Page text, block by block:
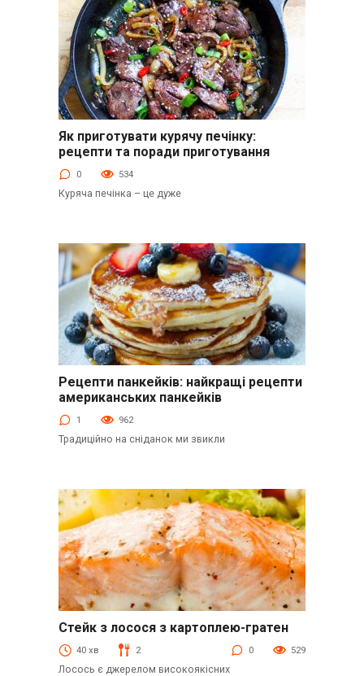
Без рубрики
Як приготувати курячу печінку:
рецепти та поради приготування
0 534
Куряча печінка – це дуже
Оладки
Рецепти панкейків: найкращі рецепти
американських панкейків
1 962
Традиційно на сніданок ми звикли
Стейк з лосося з картоплею-гратен
40 хв 2 0 529
Лосось є джерелом високоякісних